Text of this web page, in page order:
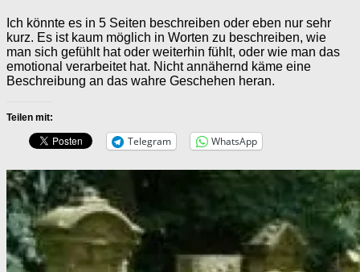
Ich könnte es in 5 Seiten beschreiben oder eben nur sehr
kurz. Es ist kaum möglich in Worten zu beschreiben, wie
man sich gefühlt hat oder weiterhin fühlt, oder wie man das
emotional verarbeitet hat. Nicht annähernd käme eine
Beschreibung an das wahre Geschehen heran.
Teilen mit:
Telegram WhatsApp